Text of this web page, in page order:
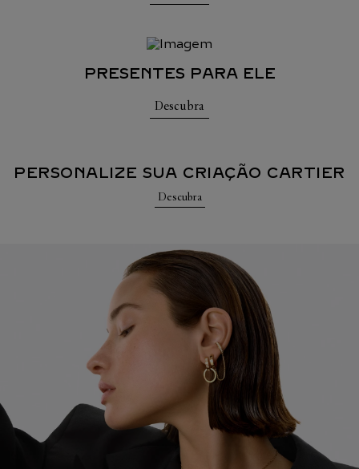
PRESENTES PARA ELE
Descubra
PERSONALIZE SUA CRIAÇÃO CARTIER
Descubra